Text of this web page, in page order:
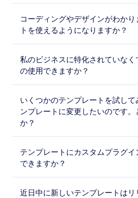
コーディングやデザインがわか
トを使えるようになりますか？
私のビジネスに特化されていなく
の使用できますか？
いくつかのテンプレートを試し
ンプレートに変更したいのです
か？
テンプレートにカスタムプラグ
できますか？
近日中に新しいテンプレートはリ